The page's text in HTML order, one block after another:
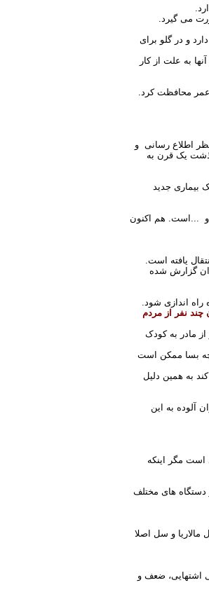
.
می گیرد.
دارد و در گلو برای
قابل برگشت منجر می شود (معمولا در پاها). در میان آنهایی که فلج شده اند، پنج تا 10 درصد از آنها به علت از کار
عمر محافظت کرد.
اطلاع رسانی و
یک قرن به
بیماری جدید
... است. هم اکنون
یافته است.
گزارش شده
راه اندازی شود.
چند نفر از مردم
مادر به کودک
چه بسا ممکن است
به همین دلیل
مورد است. پیش بینی شده است که تاکنون نزدیک به 67هزار نفر در ایران آلوده به این
دوره نهفتگی اش طولانی است. به طور متوسط دوره نهفتگی این بیماری از طریق برقراری تماس جنسی تقریبا 10 سال است مگر اینکه
کاهش وزن شدید (بیش از 10 درصد)، ایجاد گرفتاری در دستگاه های مختلف
و سل اصلا
اشتهایی، ضعف و